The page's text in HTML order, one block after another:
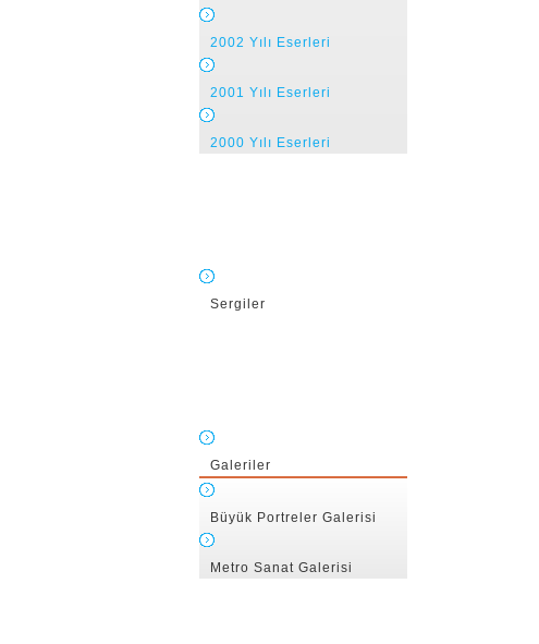
2002 Yılı Eserleri
2001 Yılı Eserleri
2000 Yılı Eserleri
Sergiler
Galeriler
Büyük Portreler Galerisi
Metro Sanat Galerisi